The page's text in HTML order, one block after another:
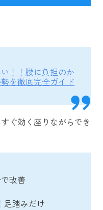
！！腰に負担のか
を徹底完全ガイド
ぐ効く座りながらでき
改善
足踏みだけ